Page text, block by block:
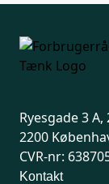
Ryesgade 3 A,
2200
CVR-nr:
Kontakt